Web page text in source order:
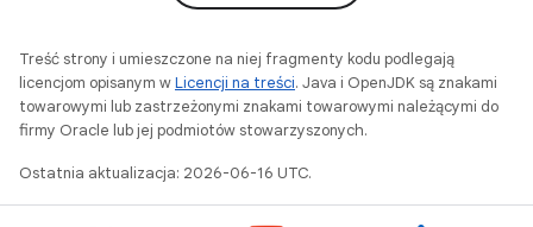
Treść strony i umieszczone na niej fragmenty kodu podlegają
licencjom opisanym wLicencji na treści. Java i OpenJDK są znakami
towarowymi lub zastrzeżonymi znakami towarowymi należącymi do
firmy Oracle lub jej podmiotów stowarzyszonych.
Ostatnia aktualizacja: 2026-06-16 UTC.